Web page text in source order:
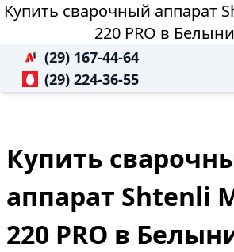
Купить сварочный аппарат
220 PRO в
(29) 167-44-64
(29) 224-36-55
Купить
аппарат Shtenli
220 PRO в